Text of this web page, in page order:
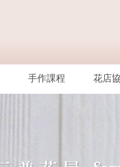
手作課程 花店